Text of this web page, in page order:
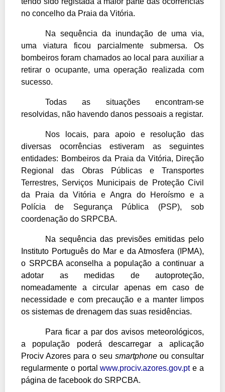
no concelho da Praia da Vitória.
Na sequência da inundação de uma via,
uma viatura ficou parcialmente submersa. Os
bombeiros foram chamados ao local para auxiliar a
retirar o ocupante, uma operação realizada com
sucesso.
Todas as situações encontram-se
resolvidas, não havendo danos pessoais a registar.
Nos locais, para apoio e resolução das
diversas ocorrências estiveram as seguintes
entidades: Bombeiros da Praia da Vitória, Direção
Regional das Obras Públicas e Transportes
Terrestres, Serviços Municipais de Proteção Civil
da Praia da Vitória e Angra do Heroísmo e a
Polícia de Segurança Pública (PSP), sob
coordenação do SRPCBA.
Na sequência das previsões emitidas pelo
Instituto Português do Mar e da Atmosfera (IPMA),
o SRPCBA aconselha a população a continuar a
adotar as medidas de autoproteção,
nomeadamente a circular apenas em caso de
necessidade e com precaução e a manter limpos
os sistemas de drenagem das suas residências.
Para ficar a par dos avisos meteorológicos,
a população poderá descarregar a aplicação
Prociv Azores para o seu smartphoneou consultar
regularmente o portalwww.prociv.azores.gov.pte a
página de facebook do SRPCBA.